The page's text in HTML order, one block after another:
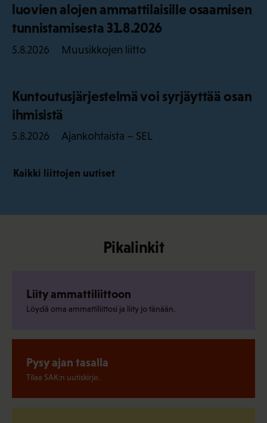
luovien alojen ammattilaisille osaamisen
tunnistamisesta 31.8.2026
5.8.2026 Muusikkojen liitto
Kuntoutusjärjestelmä voi syrjäyttää osan
ihmisistä
5.8.2026 Ajankohtaista – SEL
Kaikki liittojen uutiset
Pikalinkit
Liity ammattiliittoon
Löydä oma ammattiliittosi ja liity jo tänään.
Pysy ajan tasalla
Tilaa SAK:n uutiskirje.